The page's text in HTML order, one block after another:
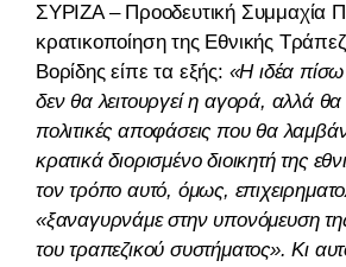
ΣΥΡΙΖΑ – Προοδευτική Συμμαχία
κρατικοποίηση της Εθνικής
Βορίδης είπε τα εξής: «Η ιδέα πίσω
δεν θα λειτουργεί η αγορά, αλλά
πολιτικές αποφάσεις που θα
κρατικά διορισμένο διοικητή της
τον τρόπο αυτό, όμως,
«ξαναγυρνάμε στην υπονόμευση
του τραπεζικού συστήματος». Κι